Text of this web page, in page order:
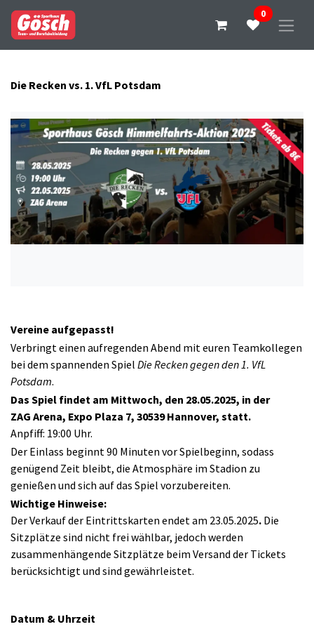
0
Die Recken vs. 1. VfL Potsdam
Vereine aufgepasst!
Verbringt einen aufregenden Abend mit euren Teamkollegen
bei dem spannenden Spiel Die Recken gegen den 1. VfL
Potsdam.
Das Spiel findet am Mittwoch, den 28.05.2025, in der
ZAG Arena, Expo Plaza 7, 30539 Hannover, statt.
Anpfiff: 19:00 Uhr.
Der Einlass beginnt 90 Minuten vor Spielbeginn, sodass
genügend Zeit bleibt, die Atmosphäre im Stadion zu
genießen und sich auf das Spiel vorzubereiten.
Wichtige Hinweise:
Der Verkauf der Eintrittskarten endet am 23.05.2025. Die
Sitzplätze sind nicht frei wählbar, jedoch werden
zusammenhängende Sitzplätze beim Versand der Tickets
berücksichtigt und sind gewährleistet.
Datum & Uhrzeit